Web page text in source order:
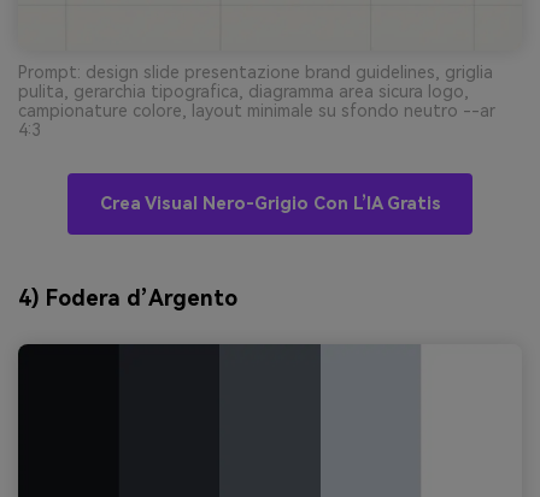
Prompt: design slide presentazione brand guidelines, griglia
pulita, gerarchia tipografica, diagramma area sicura logo,
campionature colore, layout minimale su sfondo neutro --ar
4:3
Crea Visual Nero-Grigio Con L’IA Gratis
4) Fodera d’Argento